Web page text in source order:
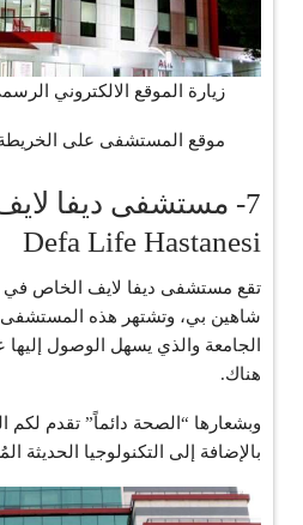
زيارة الموقع الالكتروني
موقع المستشفى على
Defa Life Hastanesi
تقع مستشفى ديفا لايف الخاص
شاهين بي، وتشتهر هذه المستشفى
الجامعة والذي يسهل الوصول إليها
هناك.
وبشعارها “الصحة دائماً” تقدم لكم
بالإضافة إلى التكنولوجيا